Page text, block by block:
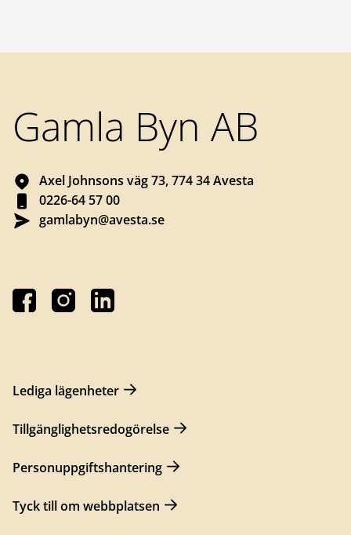
Gamla Byn AB
Axel Johnsons väg 73, 774 34 Avesta
0226-64 57 00
gamlabyn@avesta.se
Lediga lägenheter
Tillgänglighetsredogörelse
Personuppgiftshantering
Tyck till om webbplatsen